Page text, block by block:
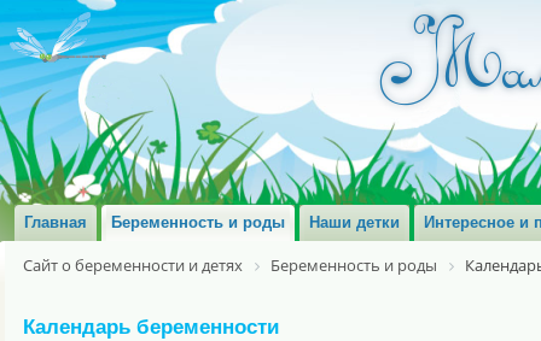
Главная Беременность и роды Наши детки Интересное и
Сайт о беременности и детях Беременность и роды
Календарь беременности